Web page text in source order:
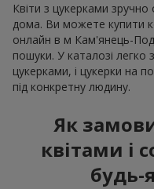
Квіти з цукерками
дома. Ви можете купити
онлайн в м Кам'янець-
пошуки. У каталозі легко
цукерками, і цукерки на
під конкретну людину.
Як
квітами і
будь-